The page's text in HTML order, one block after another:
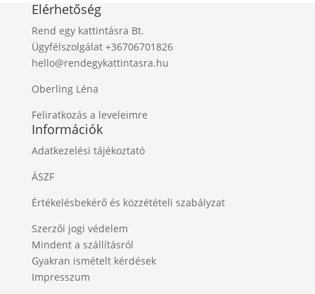
Elérhetőség
Rend egy kattintásra Bt.
Ügyfélszolgálat +36706701826
hello@rendegykattintasra.hu
Oberling Léna
Feliratkozás a leveleimre
Információk
Adatkezelési tájékoztató
ÁSZF
Értékelésbekérő és közzétételi szabályzat
Szerzői jogi védelem
Mindent a szállításról
Gyakran ismételt kérdések
Impresszum